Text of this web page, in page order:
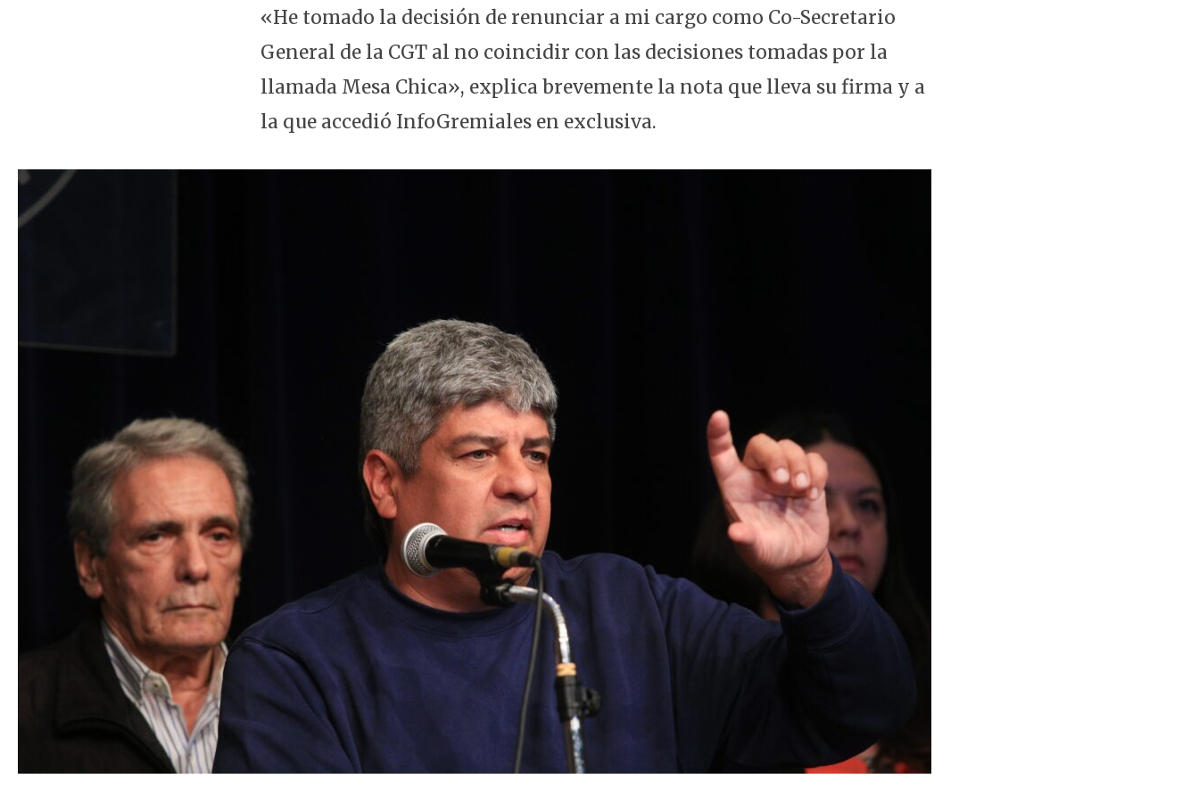
«He tomado la decisión de renunciar a mi cargo como Co-Secretario
General de la CGT al no coincidir con las decisiones tomadas por la
llamada Mesa Chica», explica brevemente la nota que lleva su firma y a
la que accedió InfoGremiales en exclusiva.